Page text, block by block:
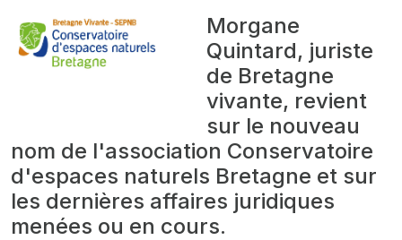
Morgane
Quintard, juriste
de Bretagne
vivante, revient
sur le nouveau
nom de l'association Conservatoire
d'espaces naturels Bretagne et sur
les dernières affaires juridiques
menées ou en cours.